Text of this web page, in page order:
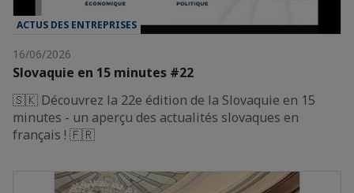
ACTUS DES ENTREPRISES
16/06/2026
Slovaquie en 15 minutes #22
🇸🇰 Découvrez la 22e édition de la Slovaquie en 15
minutes - un aperçu des actualités slovaques en
français ! 🇫🇷